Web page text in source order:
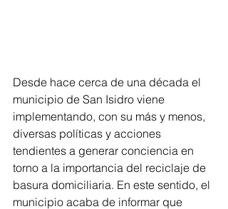
Desde hace cerca de una década el
municipio de San Isidro viene
implementando, con su más y menos,
diversas políticas y acciones
tendientes a generar conciencia en
torno a la importancia del reciclaje de
basura domiciliaria. En este sentido, el
municipio acaba de informar que